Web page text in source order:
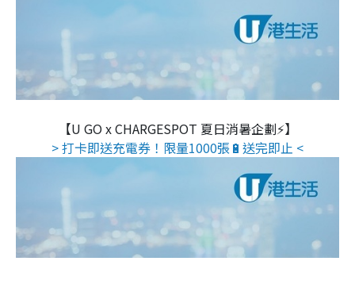
【U GO x CHARGESPOT 夏日消暑企劃⚡】
> 打卡即送充電券！限量1000張🔋送完即止 <